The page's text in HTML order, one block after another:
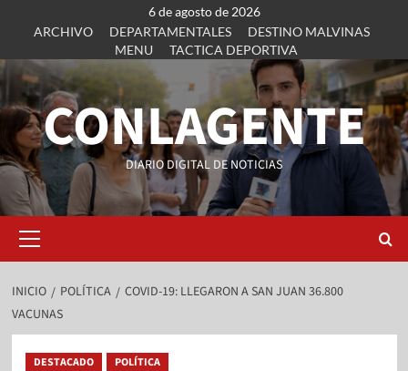
6 de agosto de 2026
ARCHIVO
DEPARTAMENTALES
DESTINO MALVINAS
MENU
TACTICA DEPORTIVA
CONLAGENTE
DIARIO DIGITAL DE NOTICIAS
INICIO POLÍTICA
COVID-19: LLEGARON A SAN JUAN 36.800
VACUNAS
DESTACADO POLÍTICA